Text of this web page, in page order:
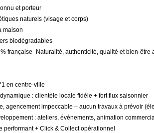
et porteur
naturels (visage et corps)
maison
biodégradables
% française Naturalité, authenticité, qualité et bien-être
en centre-ville
: clientèle locale fidèle + fort flux saisonnier
agencement impeccable – aucun travaux à prévoir
: ateliers, événements, animation
performant + Click & Collect opérationnel